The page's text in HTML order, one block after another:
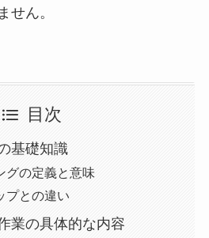
せん。
目次
基礎知識
グの定義と意味
プとの違い
業の具体的な内容